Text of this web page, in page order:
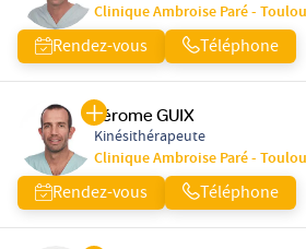
Clinique Ambroise Paré -
Rendez-vous Téléphone
Jérome GUIX
Kinésithérapeute
Clinique Ambroise Paré -
Rendez-vous Téléphone